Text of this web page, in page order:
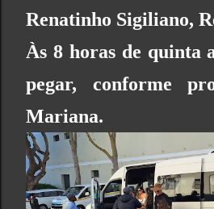
Renatinho Sigiliano,
Às 8 horas de quinta
pegar, conforme
Mariana.